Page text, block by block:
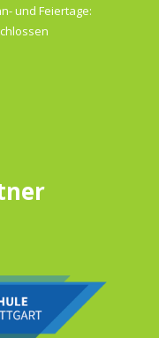
und Feiertage: